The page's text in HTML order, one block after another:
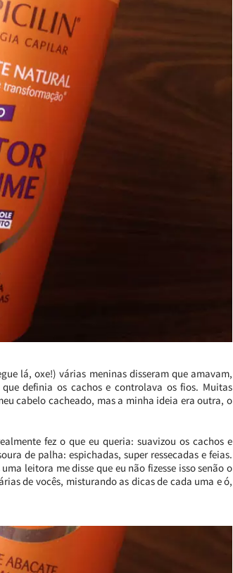
lá, oxe!) várias meninas disseram que amavam,
definia os cachos e controlava os fios. Muitas
cabelo cacheado, mas a minha ideia era outra, o
fez o que eu queria: suavizou os cachos e
de palha: espichadas, super ressecadas e feias.
leitora me disse que eu não fizesse isso senão o
de vocês, misturando as dicas de cada uma e ó,